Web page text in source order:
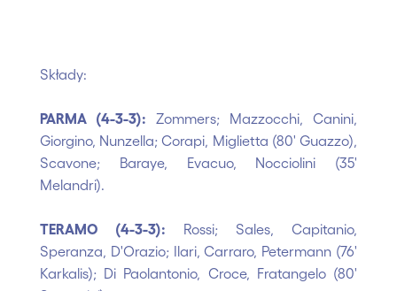
Składy:
PARMA (4-3-3): Zommers; Mazzocchi, Canini,
Giorgino, Nunzella; Corapi, Miglietta (80' Guazzo),
Scavone; Baraye, Evacuo, Nocciolini (35'
Melandri).
TERAMO (4-3-3):
Rossi; Sales, Capitanio,
Speranza, D'Orazio; Ilari, Carraro, Petermann (76'
Karkalis); Di Paolantonio, Croce, Fratangelo (80'